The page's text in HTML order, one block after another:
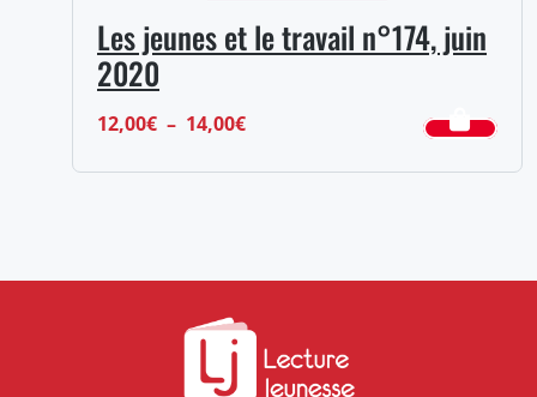
Les jeunes et le travail n°174, juin
2020
12,00€ – 14,00€Plage
à